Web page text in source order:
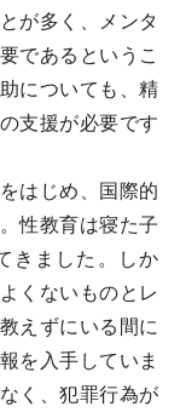
が多く、メンタ
であるというこ
についても、精
支援が必要です
はじめ、国際的
性教育は寝た子
きました。しか
くないものとレ
えずにいる間に
を入手していま
く、犯罪行為が